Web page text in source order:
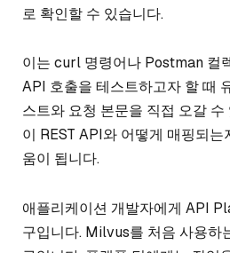
로 확인할 수 있습니다.
이는 curl 명령어나 Postman 컬
API 호출을 테스트하고자 할 때
스트와 요청 본문을 직접 오갈
이 REST API와 어떻게 매핑되
움이 됩니다.
애플리케이션 개발자에게 API
구입니다. Milvus를 처음 사용하